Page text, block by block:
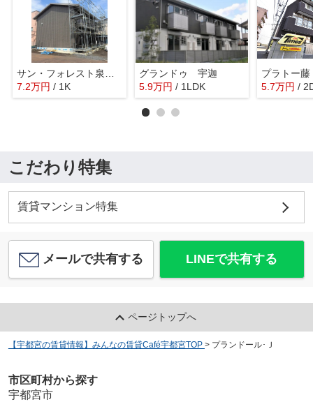
7.2万円 / 1K
グランドゥ 宇迦
5.9万円 / 1LDK
プラトー藤
5.7万円 /
こだわり特集
賃貸マンション特集
メールで共有する LINEで共有する
ページトップへ
【宇都宮の賃貸情報】みんなの賃貸Café宇都宮TOP > プランドール･Ｊ
市区町村から探す
宇都宮市